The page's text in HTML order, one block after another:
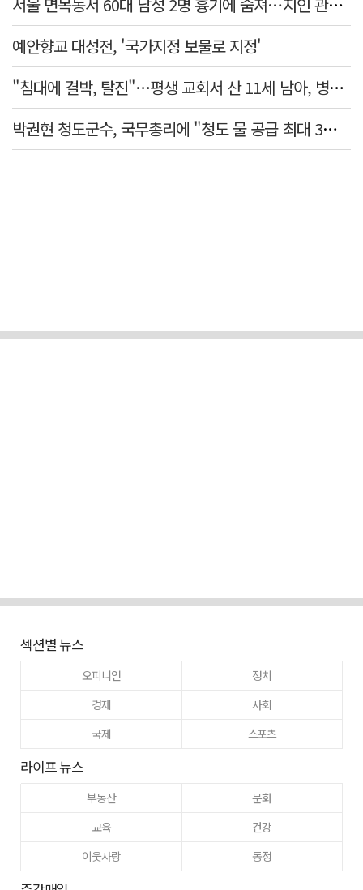
예안향교 대성전, '국가지정 보물로 지정'
"침대에 결박, 탈진"…평생 교회서 산 11세 남아, 병원 이송 끝 숨져
박권현 청도군수, 국무총리에 "청도 물 공급 최대 3만t 늘려달라"
섹션별 뉴스
오피니언
정치
경제
사회
국제
스포츠
라이프 뉴스
부동산
문화
교육
건강
이웃사랑
동정